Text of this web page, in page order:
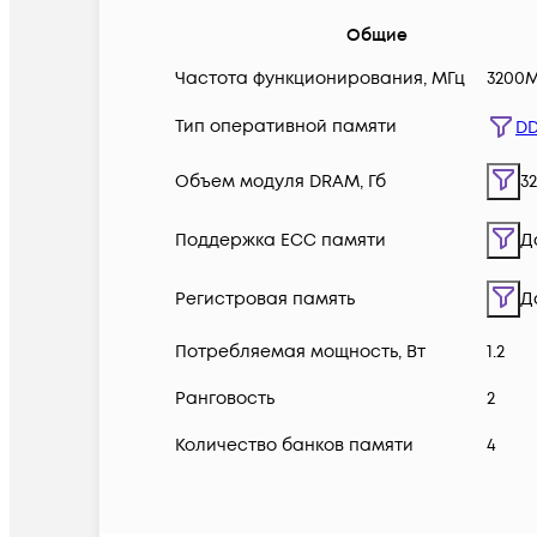
Общие
Частота функционирования, МГц
Тип оперативной памяти
Объем модуля DRAM, Гб 32
Поддержка ECC памяти
Регистровая память
Потребляемая мощность, Вт 1.2
Ранговость 2
Количество банков памяти 4